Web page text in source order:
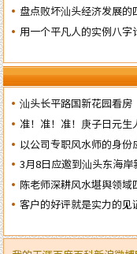
盘点败坏汕头经济发展的
用一个平凡人的实例八
汕头长平路国新花园看房
准！准！准！庚子日元生
以公司专职风水师的身
周年庆典
3月8日应邀到汕头东海
陈老师深耕风水堪舆领域
客户的好评就是实力的见